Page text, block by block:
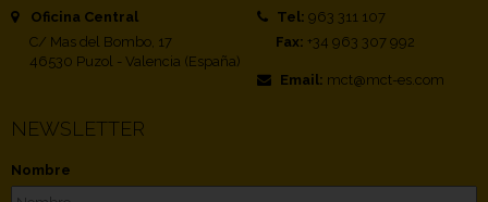
Oficina Central
C/ Mas del Bombo, 17
46530 Puzol - Valencia (España)
Tel: 963 311 107
Fax: +34 963 307 992
Email: mct@mct-es.com
NEWSLETTER
Nombre